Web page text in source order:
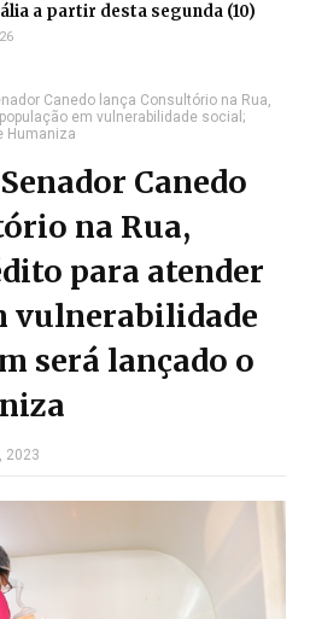
a partir desta segunda (10)
Canedo lança Consultório na Rua,
em vulnerabilidade social;
Humaniza
Canedo
na Rua,
para atender
vulnerabilidade
será lançado o
2023